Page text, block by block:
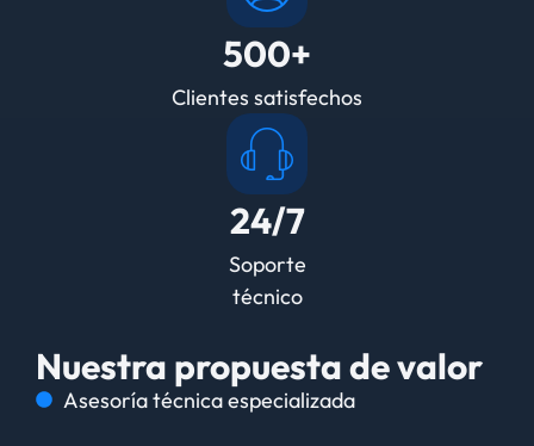
500+
Clientes satisfechos
24/7
Soporte
técnico
Nuestra propuesta de valor
Asesoría técnica especializada